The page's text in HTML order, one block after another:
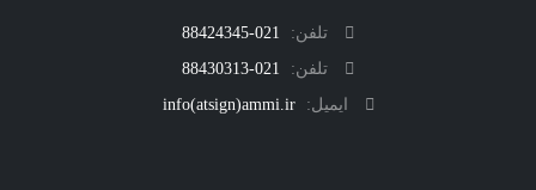
تلفن:
021-88424345
تلفن:
021-88430313
ایمیل:
info(atsign)ammi.ir